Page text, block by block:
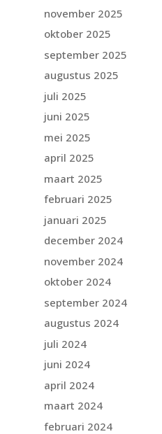
november 2025
oktober 2025
september 2025
augustus 2025
juli 2025
juni 2025
mei 2025
april 2025
maart 2025
februari 2025
januari 2025
december 2024
november 2024
oktober 2024
september 2024
augustus 2024
juli 2024
juni 2024
april 2024
maart 2024
februari 2024